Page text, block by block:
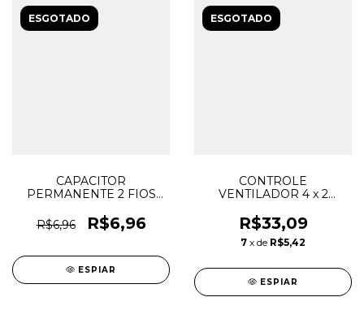
ESGOTADO
CAPACITOR
PERMANENTE 2 FIOS
R$6,96
R$6,96
ESPIAR
ESGOTADO
CONTROLE
VENTILADOR 4 x 2
BIVOLT TRIO
R$33,09
7 x de R$5,42
ESPIAR